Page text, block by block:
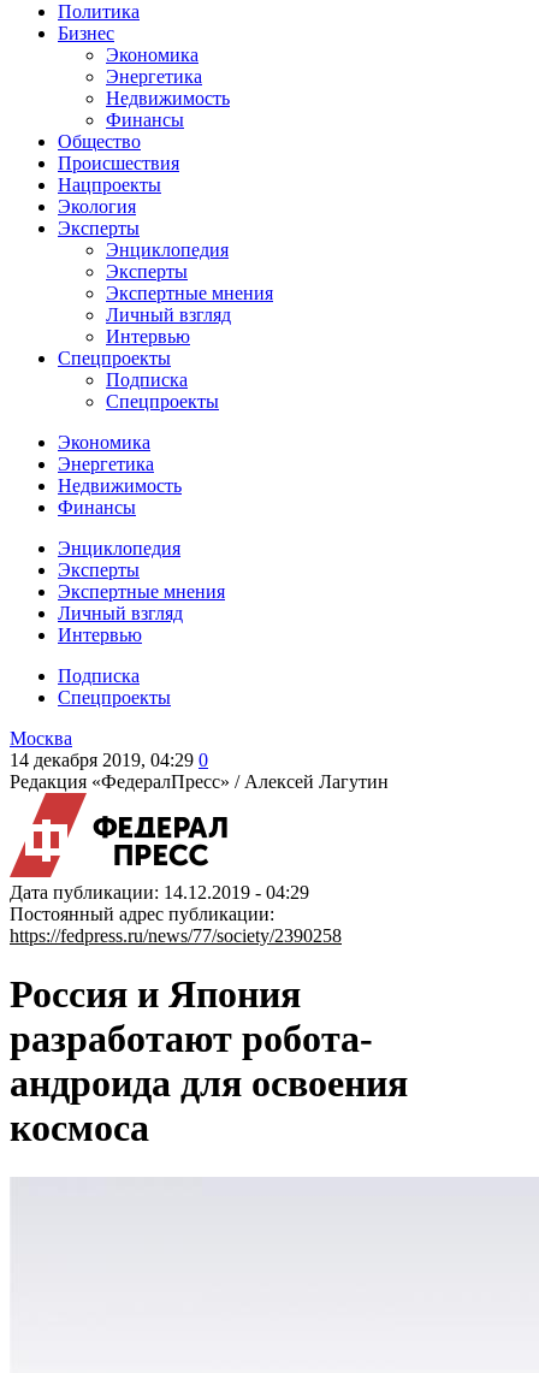
Политика
Бизнес
Экономика
Энергетика
Недвижимость
Финансы
Общество
Происшествия
Нацпроекты
Экология
Эксперты
Энциклопедия
Эксперты
Экспертные мнения
Личный взгляд
Интервью
Спецпроекты
Подписка
Спецпроекты
Экономика
Энергетика
Недвижимость
Финансы
Энциклопедия
Эксперты
Экспертные мнения
Личный взгляд
Интервью
Подписка
Спецпроекты
Москва
14 декабря 2019, 04:29 0
Редакция «ФедералПресс» / Алексей Лагутин
Дата публикации: 14.12.2019 - 04:29
Постоянный адрес публикации:
https://fedpress.ru/news/77/society/2390258
Россия и Япония
разработают робота-
андроида для освоения
космоса